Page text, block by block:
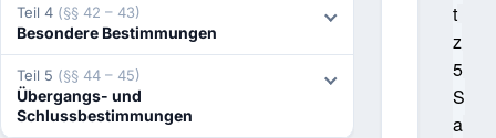
Teil 4 (§§ 42 – 43)
Besondere Bestimmungen
Teil 5 (§§ 44 – 45)
Übergangs- und
Schlussbestimmungen
t
z
5
S
a